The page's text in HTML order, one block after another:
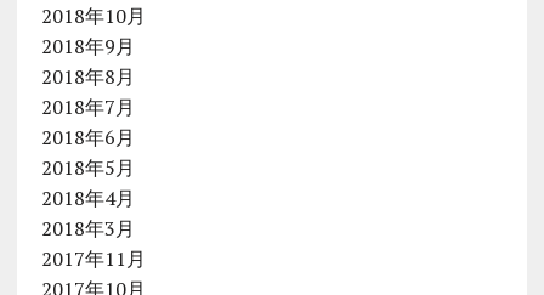
2018年10月
2018年9月
2018年8月
2018年7月
2018年6月
2018年5月
2018年4月
2018年3月
2017年11月
2017年10月